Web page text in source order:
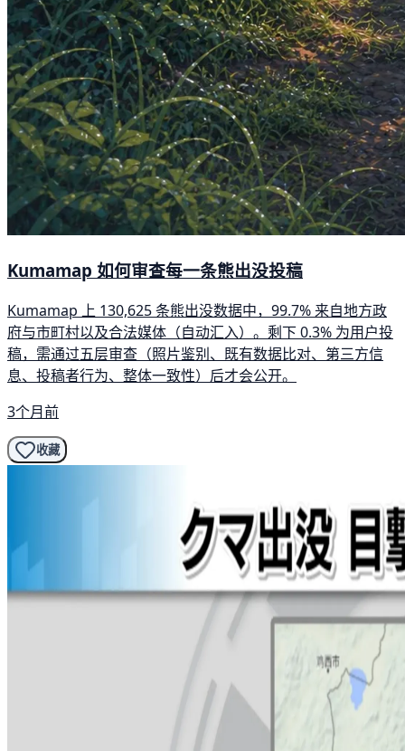
Kumamap 如何审查每一条熊出没投稿
Kumamap 上 130,625 条熊出没数据中，99.7% 来自地方政
府与市町村以及合法媒体（自动汇入）。剩下 0.3% 为用户投
稿，需通过五层审查（照片鉴别、既有数据比对、第三方信
息、投稿者行为、整体一致性）后才会公开。
3个月前
收藏